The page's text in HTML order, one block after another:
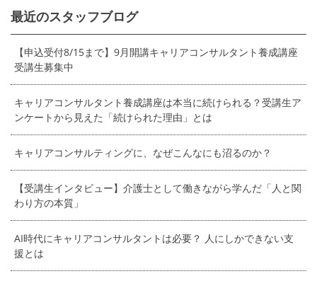
最近のスタッフブログ
【申込受付8/15まで】9月開講キャリアコンサルタント養成講座
受講生募集中
キャリアコンサルタント養成講座は本当に続けられる？受講生ア
ンケートから見えた「続けられた理由」とは
キャリアコンサルティングに、なぜこんなにも沼るのか？
【受講生インタビュー】介護士として働きながら学んだ「人と関
わり方の本質」
AI時代にキャリアコンサルタントは必要？ 人にしかできない支
援とは